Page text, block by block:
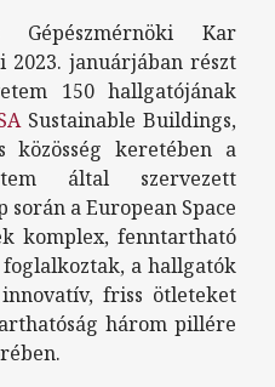
Kar
2023. januárjában részt
150 hallgatójának
Sustainable Buildings,
közösség keretében a
által szervezett
a European Space
komplex, fenntartható
a hallgatók
friss ötleteket
három pillére